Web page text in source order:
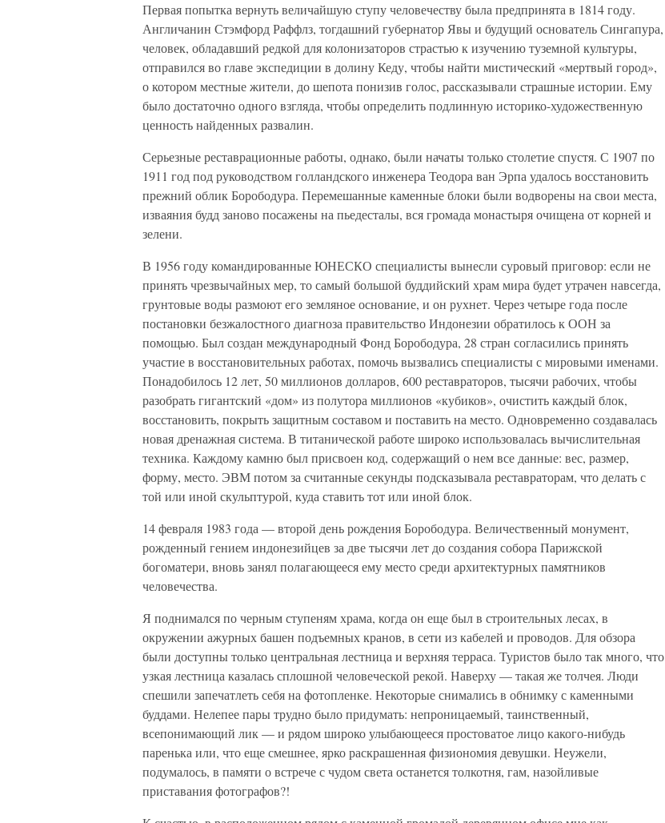
Первая попытка вернуть величайшую ступу человечеству была предпринята в 1814 году.
Англичанин Стэмфорд Раффлз, тогдашний губернатор Явы и будущий основатель Сингапура,
человек, обладавший редкой для колонизаторов страстью к изучению туземной культуры,
отправился во главе экспедиции в долину Кеду, чтобы найти мистический «мертвый город»,
о котором местные жители, до шепота понизив голос, рассказывали страшные истории. Ему
было достаточно одного взгляда, чтобы определить подлинную историко-художественную
ценность найденных развалин.
Серьезные реставрационные работы, однако, были начаты только столетие спустя. С 1907 по
1911 год под руководством голландского инженера Теодора ван Эрпа удалось восстановить
прежний облик Борободура. Перемешанные каменные блоки были водворены на свои места,
изваяния будд заново посажены на пьедесталы, вся громада монастыря очищена от корней и
зелени.
В 1956 году командированные ЮНЕСКО специалисты вынесли суровый приговор: если не
принять чрезвычайных мер, то самый большой буддийский храм мира будет утрачен навсегда,
грунтовые воды размоют его земляное основание, и он рухнет. Через четыре года после
постановки безжалостного диагноза правительство Индонезии обратилось к ООН за
помощью. Был создан международный Фонд Борободура, 28 стран согласились принять
участие в восстановительных работах, помочь вызвались специалисты с мировыми именами.
Понадобилось 12 лет, 50 миллионов долларов, 600 реставраторов, тысячи рабочих, чтобы
разобрать гигантский «дом» из полутора миллионов «кубиков», очистить каждый блок,
восстановить, покрыть защитным составом и поставить на место. Одновременно создавалась
новая дренажная система. В титанической работе широко использовалась вычислительная
техника. Каждому камню был присвоен код, содержащий о нем все данные: вес, размер,
форму, место. ЭВМ потом за считанные секунды подсказывала реставраторам, что делать с
той или иной скульптурой, куда ставить тот или иной блок.
14 февраля 1983 года — второй день рождения Борободура. Величественный монумент,
рожденный гением индонезийцев за две тысячи лет до создания собора Парижской
богоматери, вновь занял полагающееся ему место среди архитектурных памятников
человечества.
Я поднимался по черным ступеням храма, когда он еще был в строительных лесах, в
окружении ажурных башен подъемных кранов, в сети из кабелей и проводов. Для обзора
были доступны только центральная лестница и верхняя терраса. Туристов было так много, что
узкая лестница казалась сплошной человеческой рекой. Наверху — такая же толчея. Люди
спешили запечатлеть себя на фотопленке. Некоторые снимались в обнимку с каменными
буддами. Нелепее пары трудно было придумать: непроницаемый, таинственный,
всепонимающий лик — и рядом широко улыбающееся простоватое лицо какого-нибудь
паренька или, что еще смешнее, ярко раскрашенная физиономия девушки. Неужели,
подумалось, в памяти о встрече с чудом света останется толкотня, гам, назойливые
приставания фотографов?!